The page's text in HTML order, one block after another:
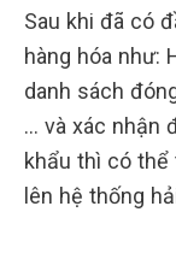
Sau khi đã có
hàng hóa như:
danh sách
… và xác nhận
khẩu thì có thể
lên hệ thống